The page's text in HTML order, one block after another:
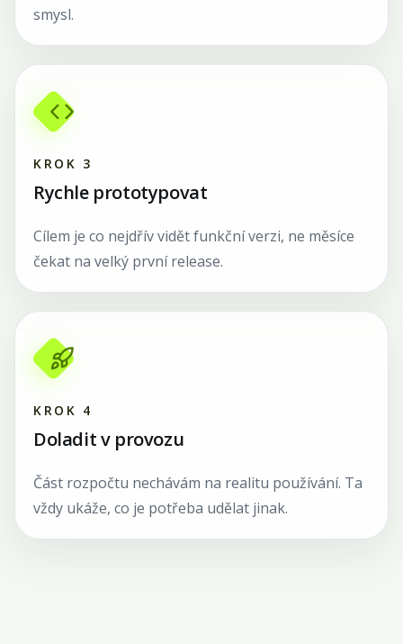
smysl.
KROK 3
Rychle prototypovat
Cílem je co nejdřív vidět funkční verzi, ne měsíce
čekat na velký první release.
KROK 4
Doladit v provozu
Část rozpočtu nechávám na realitu používání. Ta
vždy ukáže, co je potřeba udělat jinak.